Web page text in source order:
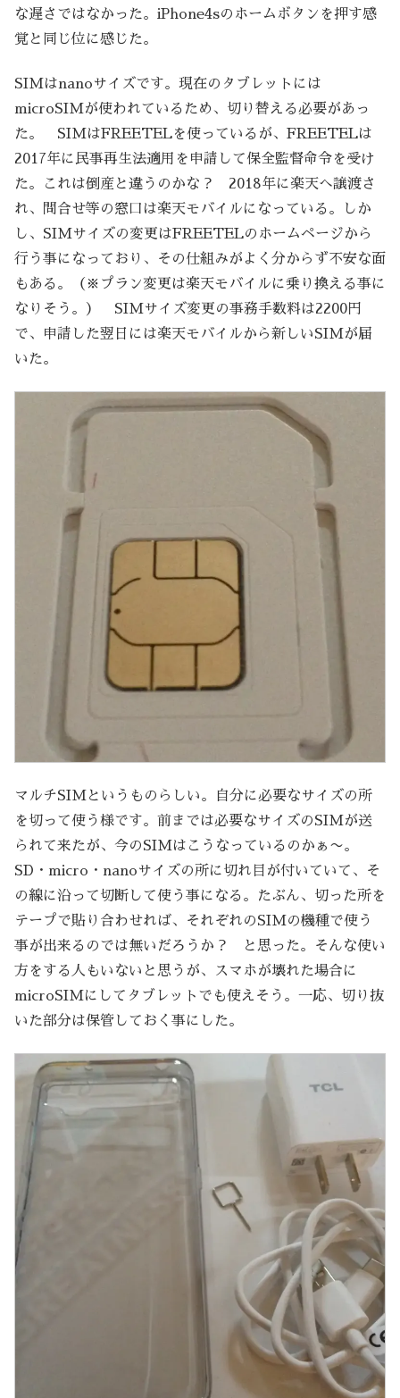
な遅さではなかった。iPhone4sのホームボタンを押す感
覚と同じ位に感じた。
SIMはnanoサイズです。現在のタブレットには
microSIMが使われているため、切り替える必要があっ
た。 SIMはFREETELを使っているが、FREETELは
2017年に民事再生法適用を申請して保全監督命令を受け
た。これは倒産と違うのかな？ 2018年に楽天へ譲渡さ
れ、問合せ等の窓口は楽天モバイルになっている。しか
し、SIMサイズの変更はFREETELのホームページから
行う事になっており、その仕組みがよく分からず不安な面
もある。（※プラン変更は楽天モバイルに乗り換える事に
なりそう。） SIMサイズ変更の事務手数料は2200円
で、申請した翌日には楽天モバイルから新しいSIMが届
いた。
マルチSIMというものらしい。自分に必要なサイズの所
を切って使う様です。前までは必要なサイズのSIMが送
られて来たが、今のSIMはこうなっているのかぁ〜。
SD・micro・nanoサイズの所に切れ目が付いていて、そ
の線に沿って切断して使う事になる。たぶん、切った所を
テープで貼り合わせれば、それぞれのSIMの機種で使う
事が出来るのでは無いだろうか？ と思った。そんな使い
方をする人もいないと思うが、スマホが壊れた場合に
microSIMにしてタブレットでも使えそう。一応、切り抜
いた部分は保管しておく事にした。